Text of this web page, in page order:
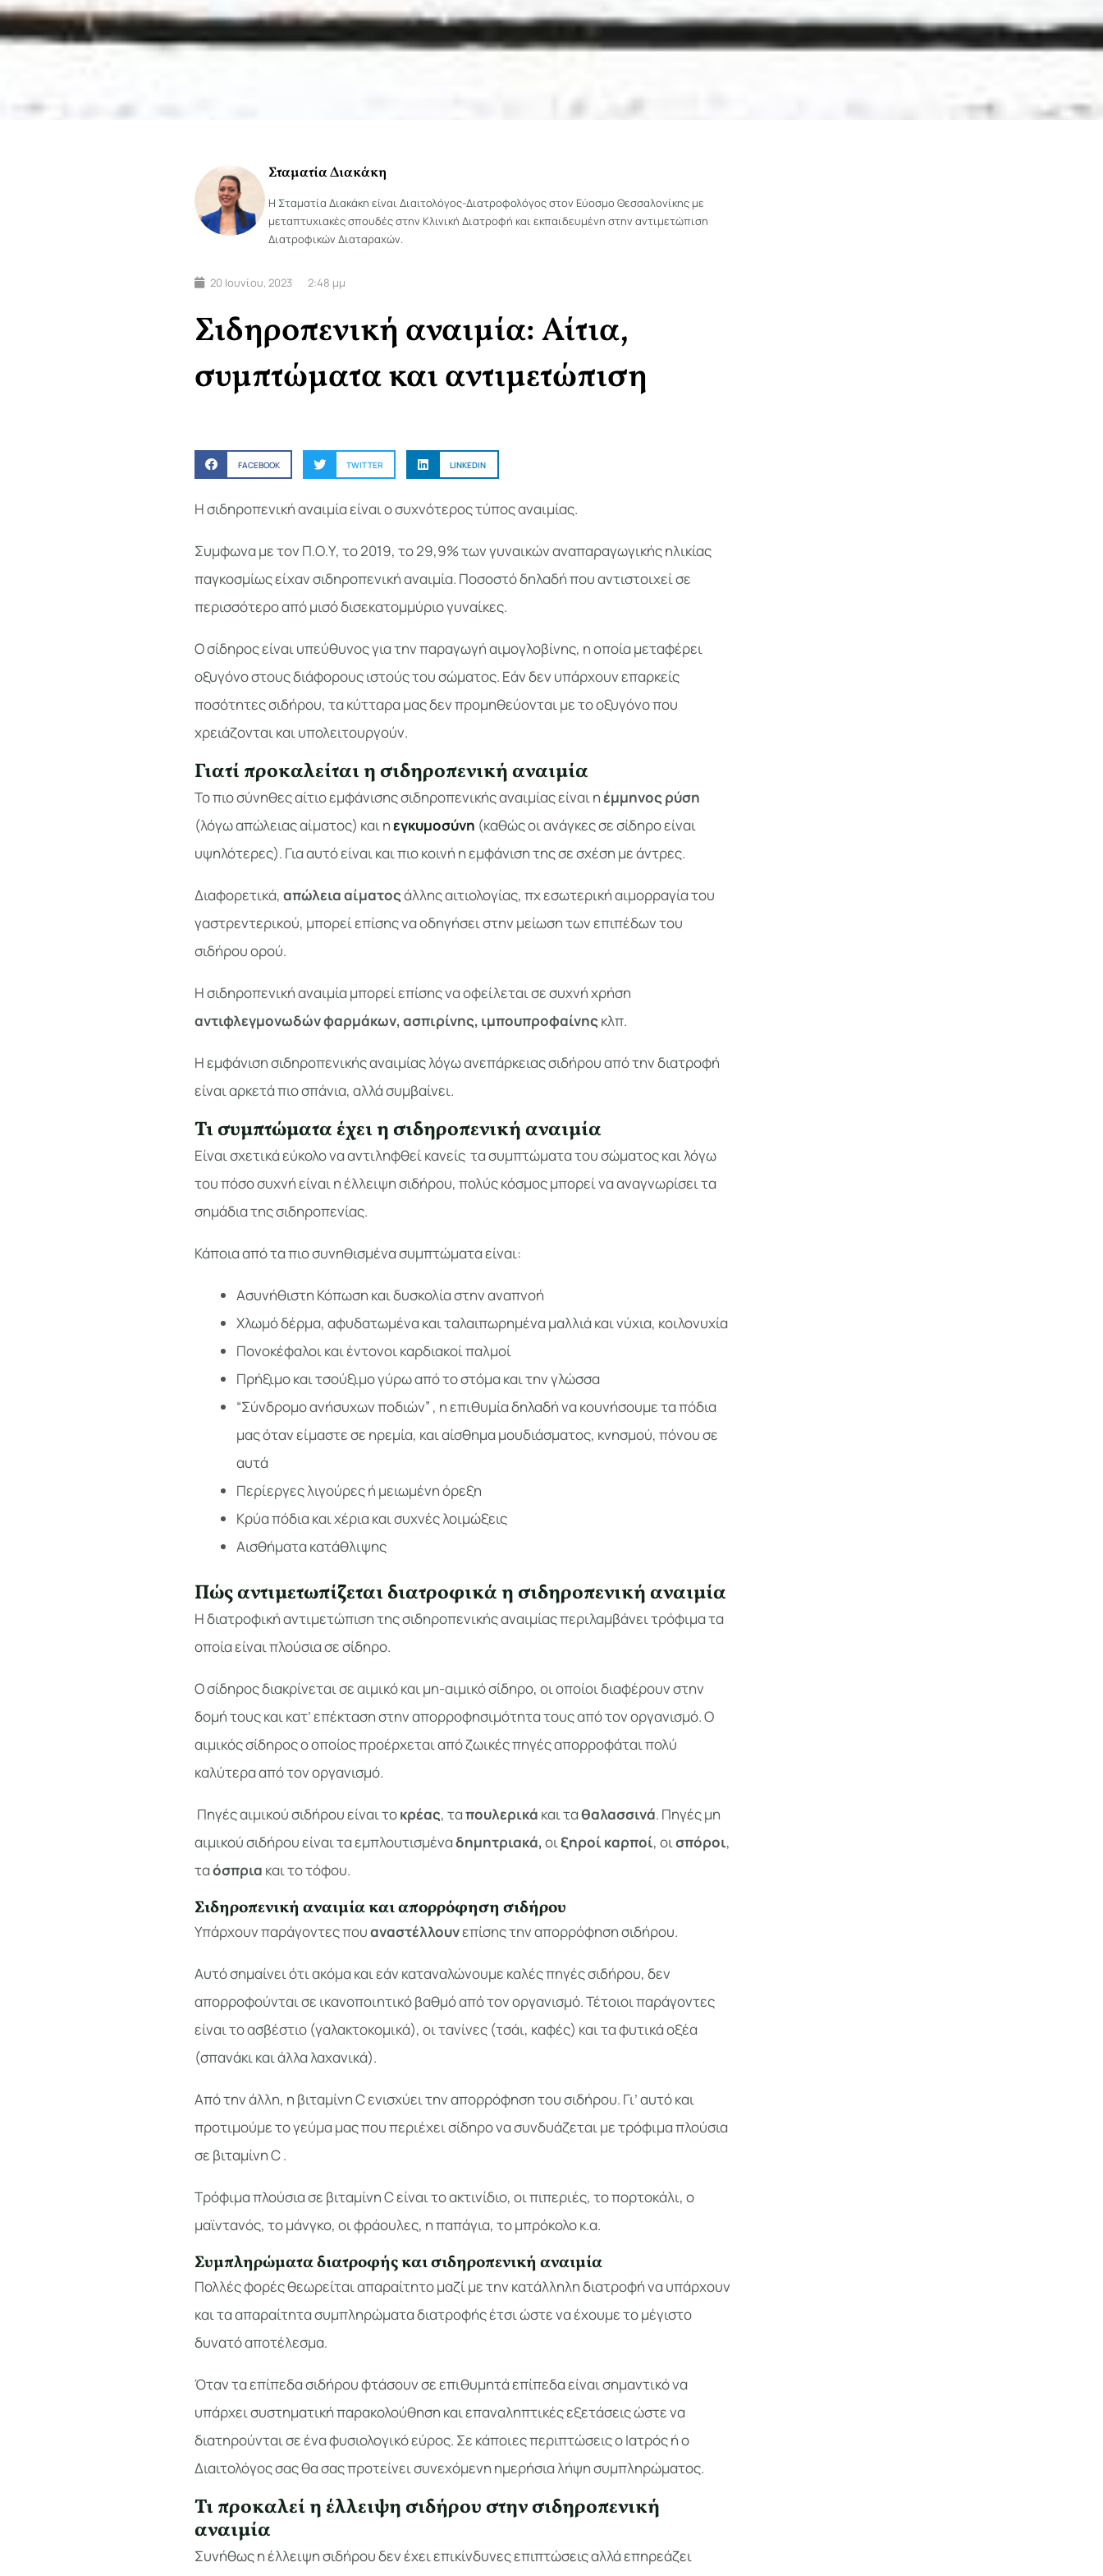
Σταματία Διακάκη
Η Σταματία Διακάκη είναι Διαιτολόγος-Διατροφολόγος στον Εύοσμο Θεσσαλονίκης με
μεταπτυχιακές σπουδές στην Κλινική Διατροφή και εκπαιδευμένη στην αντιμετώπιση
Διατροφικών Διαταραχών.
20 Ιουνίου, 2023 2:48 μμ
Σιδηροπενική αναιμία: Αίτια,
συμπτώματα και αντιμετώπιση
FACEBOOK TWITTER LINKEDIN
Η σιδηροπενική αναιμία είναι ο συχνότερος τύπος αναιμίας.
Συμφωνα με τον Π.Ο.Υ, το 2019, το 29,9% των γυναικών αναπαραγωγικής ηλικίας
παγκοσμίως είχαν σιδηροπενική αναιμία. Ποσοστό δηλαδή που αντιστοιχεί σε
περισσότερο από μισό δισεκατομμύριο γυναίκες.
Ο σίδηρος είναι υπεύθυνος για την παραγωγή αιμογλοβίνης, η οποία μεταφέρει
οξυγόνο στους διάφορους ιστούς του σώματος. Εάν δεν υπάρχουν επαρκείς
ποσότητες σιδήρου, τα κύτταρα μας δεν προμηθεύονται με το οξυγόνο που
χρειάζονται και υπολειτουργούν.
Γιατί προκαλείται η σιδηροπενική αναιμία
Το πιο σύνηθες αίτιο εμφάνισης σιδηροπενικής αναιμίας είναι ηέμμηνος ρύση
(λόγω απώλειας αίματος) και ηεγκυμοσύνη (καθώς οι ανάγκες σε σίδηρο είναι
υψηλότερες). Για αυτό είναι και πιο κοινή η εμφάνιση της σε σχέση με άντρες.
Διαφορετικά, απώλεια αίματοςάλλης αιτιολογίας, πχ εσωτερική αιμορραγία του
γαστρεντερικού, μπορεί επίσης να οδηγήσει στην μείωση των επιπέδων του
σιδήρου ορού.
Η σιδηροπενική αναιμία μπορεί επίσης να οφείλεται σε συχνή χρήση
αντιφλεγμονωδών φαρμάκων, ασπιρίνης, ιμπουπροφαίνης κλπ.
Η εμφάνιση σιδηροπενικής αναιμίας λόγω ανεπάρκειας σιδήρου από την διατροφή
είναι αρκετά πιο σπάνια, αλλά συμβαίνει.
Τι συμπτώματα έχει η σιδηροπενική αναιμία
Είναι σχετικά εύκολο να αντιληφθεί κανείς τα συμπτώματα του σώματος και λόγω
του πόσο συχνή είναι η έλλειψη σιδήρου, πολύς κόσμος μπορεί να αναγνωρίσει τα
σημάδια της σιδηροπενίας.
Κάποια από τα πιο συνηθισμένα συμπτώματα είναι:
Ασυνήθιστη Κόπωση και δυσκολία στην αναπνοή
Χλωμό δέρμα, αφυδατωμένα και ταλαιπωρημένα μαλλιά και νύχια, κοιλονυχία
Πονοκέφαλοι και έντονοι καρδιακοί παλμοί
Πρήξιμο και τσούξιμο γύρω από το στόμα και την γλώσσα
“Σύνδρομο ανήσυχων ποδιών” , η επιθυμία δηλαδή να κουνήσουμε τα πόδια
μας όταν είμαστε σε ηρεμία, και αίσθημα μουδιάσματος, κνησμού, πόνου σε
αυτά
Περίεργες λιγούρες ή μειωμένη όρεξη
Κρύα πόδια και χέρια και συχνές λοιμώξεις
Αισθήματα κατάθλιψης
Πώς αντιμετωπίζεται διατροφικά η σιδηροπενική αναιμία
Η διατροφική αντιμετώπιση της σιδηροπενικής αναιμίας περιλαμβάνει τρόφιμα τα
οποία είναι πλούσια σε σίδηρο.
Ο σίδηρος διακρίνεται σε αιμικό και μη-αιμικό σίδηρο, οι οποίοι διαφέρουν στην
δομή τους και κατ’ επέκταση στην απορροφησιμότητα τους από τον οργανισμό. Ο
αιμικός σίδηρος ο οποίος προέρχεται από ζωικές πηγές απορροφάται πολύ
καλύτερα από τον οργανισμό.
Πηγές αιμικού σιδήρου είναι τοκρέας, ταπουλερικά και ταθαλασσινά. Πηγές μη
αιμικού σιδήρου είναι τα εμπλουτισμέναδημητριακά, οιξηροί καρποί, οισπόροι,
ταόσπρια και το τόφου.
Σιδηροπενική αναιμία και απορρόφηση σιδήρου
Υπάρχουν παράγοντες πουαναστέλλουνεπίσης την απορρόφηση σιδήρου.
Αυτό σημαίνει ότι ακόμα και εάν καταναλώνουμε καλές πηγές σιδήρου, δεν
απορροφούνται σε ικανοποιητικό βαθμό από τον οργανισμό. Τέτοιοι παράγοντες
είναι το ασβέστιο (γαλακτοκομικά), οι τανίνες (τσάι, καφές) και τα φυτικά οξέα
(σπανάκι και άλλα λαχανικά).
Από την άλλη, η βιταμίνη C ενισχύει την απορρόφηση του σιδήρου. Γι’ αυτό και
προτιμούμε το γεύμα μας που περιέχει σίδηρο να συνδυάζεται με τρόφιμα πλούσια
σε βιταμίνη C .
Τρόφιμα πλούσια σε βιταμίνη C είναι το ακτινίδιο, οι πιπεριές, το πορτοκάλι, ο
μαϊντανός, το μάνγκο, οι φράουλες, η παπάγια, το μπρόκολο κ.α.
Συμπληρώματα διατροφής και σιδηροπενική αναιμία
Πολλές φορές θεωρείται απαραίτητο μαζί με την κατάλληλη διατροφή να υπάρχουν
και τα απαραίτητα συμπληρώματα διατροφής έτσι ώστε να έχουμε το μέγιστο
δυνατό αποτέλεσμα.
Όταν τα επίπεδα σιδήρου φτάσουν σε επιθυμητά επίπεδα είναι σημαντικό να
υπάρχει συστηματική παρακολούθηση και επαναληπτικές εξετάσεις ώστε να
διατηρούνται σε ένα φυσιολογικό εύρος. Σε κάποιες περιπτώσεις ο Ιατρός ή ο
Διαιτολόγος σας θα σας προτείνει συνεχόμενη ημερήσια λήψη συμπληρώματος.
Τι προκαλεί η έλλειψη σιδήρου στην σιδηροπενική
αναιμία
Συνήθως η έλλειψη σιδήρου δεν έχει επικίνδυνες επιπτώσεις αλλά επηρεάζει